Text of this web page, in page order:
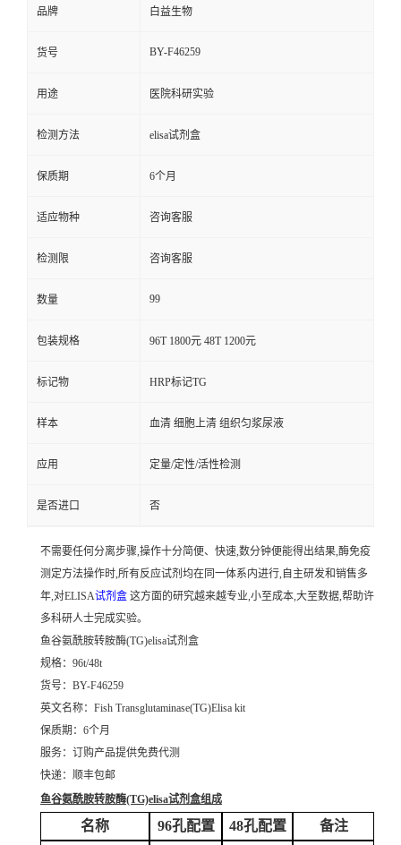
品牌 白益生物
货号 BY-F46259
用途 医院科研实验
检测方法 elisa试剂盒
保质期 6个月
适应物种 咨询客服
检测限 咨询客服
数量 99
包装规格 96T 1800元 48T 1200元
标记物 HRP标记TG
样本 血清 细胞上清 组织匀浆尿液
应用 定量/定性/活性检测
是否进口 否
不需要任何分离步骤,操作十分简便、快速,数分钟便能得出结果,酶免疫
测定方法操作时,所有反应试剂均在同一体系内进行,自主研发和销售多
年,对ELISA试剂盒 这方面的研究越来越专业,小至成本,大至数据,帮助许
多科研人士完成实验。
鱼谷氨酰胺转胺酶(TG)elisa试剂盒
规格：96t/48t
货号：BY-F46259
英文名称： Fish Transglutaminase(TG)Elisa kit
保质期：6个月
服务：订购产品提供免费代测
快递：顺丰包邮
鱼谷氨酰胺转胺酶(TG)elisa试剂盒组成
名称 96孔配置 48孔配置 备注